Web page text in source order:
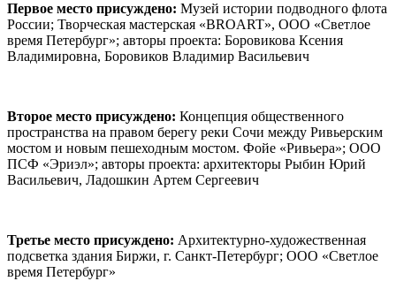
Первое место присуждено: Музей истории подводного флота
России; Творческая мастерская «BROART», ООО «Светлое
время Петербург»; авторы проекта: Боровикова Ксения
Владимировна, Боровиков Владимир Васильевич
Второе место присуждено: Концепция общественного
пространства на правом берегу реки Сочи между Ривьерским
мостом и новым пешеходным мостом. Фойе «Ривьера»; ООО
ПСФ «Эриэл»; авторы проекта: архитекторы Рыбин Юрий
Васильевич, Ладошкин Артем Сергеевич
Третье место присуждено: Архитектурно-художественная
подсветка здания Биржи, г. Санкт-Петербург; ООО «Светлое
время Петербург»